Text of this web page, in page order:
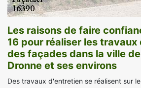
Les raisons de faire
16 pour réaliser les
des façades dans la ville
Dronne et ses environs
Des travaux d'entretien se réalisent sur